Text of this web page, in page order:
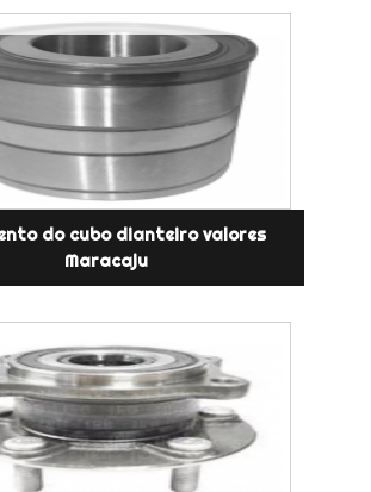
do cubo dianteiro valores
Maracaju